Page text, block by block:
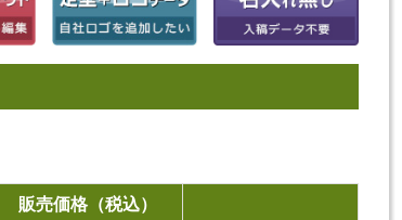
販売価格（税込）